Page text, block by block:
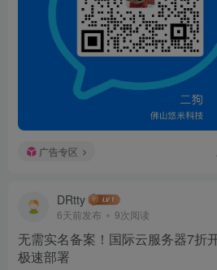
广告专区
DRtty
6天前发布 9次阅读
无需实名备案！国际云服务器7折
极速部署